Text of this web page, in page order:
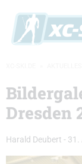
Dresden
Harald Deubert - 31.